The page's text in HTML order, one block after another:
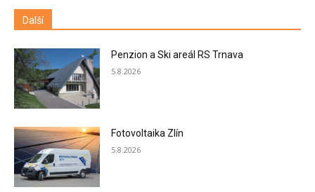
Další
Penzion a Ski areál RS Trnava
5.8.2026
Fotovoltaika Zlín
5.8.2026